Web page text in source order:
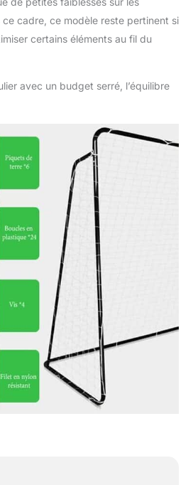
cadre, ce modèle reste pertinent si
certains éléments au fil du
avec un budget serré, l’équilibre